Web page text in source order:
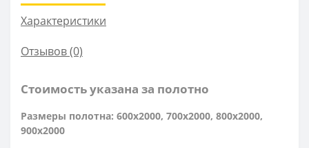
Характеристики
Отзывов (0)
Стоимость указана за полотно
Размеры полотна: 600x2000, 700x2000, 800x2000,
900x2000